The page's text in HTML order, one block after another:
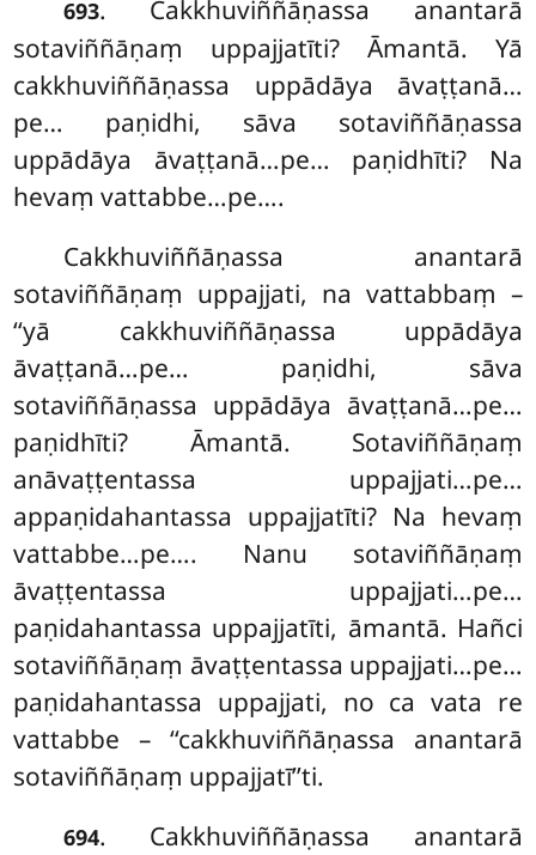
693. Cakkhuviññāṇassa anantarā
sotaviññāṇaṃ uppajjatīti? Āmantā. Yā
cakkhuviññāṇassa uppādāya āvaṭṭanā…
pe… paṇidhi, sāva sotaviññāṇassa
uppādāya āvaṭṭanā…pe… paṇidhīti? Na
hevaṃ vattabbe…pe….
Cakkhuviññāṇassa anantarā
sotaviññāṇaṃ uppajjati, na vattabbaṃ –
‘‘yā cakkhuviññāṇassa uppādāya
āvaṭṭanā…pe… paṇidhi, sāva
sotaviññāṇassa uppādāya āvaṭṭanā…pe…
paṇidhīti? Āmantā. Sotaviññāṇaṃ
anāvaṭṭentassa uppajjati…pe…
appaṇidahantassa uppajjatīti? Na hevaṃ
vattabbe…pe…. Nanu sotaviññāṇaṃ
āvaṭṭentassa uppajjati…pe…
paṇidahantassa uppajjatīti, āmantā. Hañci
sotaviññāṇaṃ āvaṭṭentassa uppajjati…pe…
paṇidahantassa uppajjati, no ca vata re
vattabbe – ‘‘cakkhuviññāṇassa anantarā
sotaviññāṇaṃ uppajjatī’’ti.
694. Cakkhuviññāṇassa anantarā